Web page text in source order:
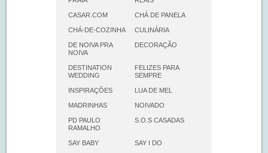
CASAR.COM CHÁ DE PANELA
CHÁ-DE-COZINHA CULINÁRIA
DE NOIVA PRA
NOIVA
DECORAÇÃO
DESTINATION
WEDDING
FELIZES PARA
SEMPRE
INSPIRAÇÕES LUA DE MEL
MADRINHAS NOIVADO
PD PAULO
RAMALHO
S.O.S CASADAS
SAY BABY SAY I DO